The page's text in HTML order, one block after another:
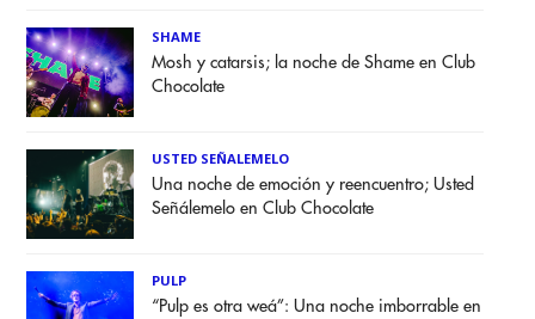
SHAME
Mosh y catarsis; la noche de Shame en Club
Chocolate
USTED SEÑALEMELO
Una noche de emoción y reencuentro; Usted
Señálemelo en Club Chocolate
PULP
“Pulp es otra weá”: Una noche imborrable en